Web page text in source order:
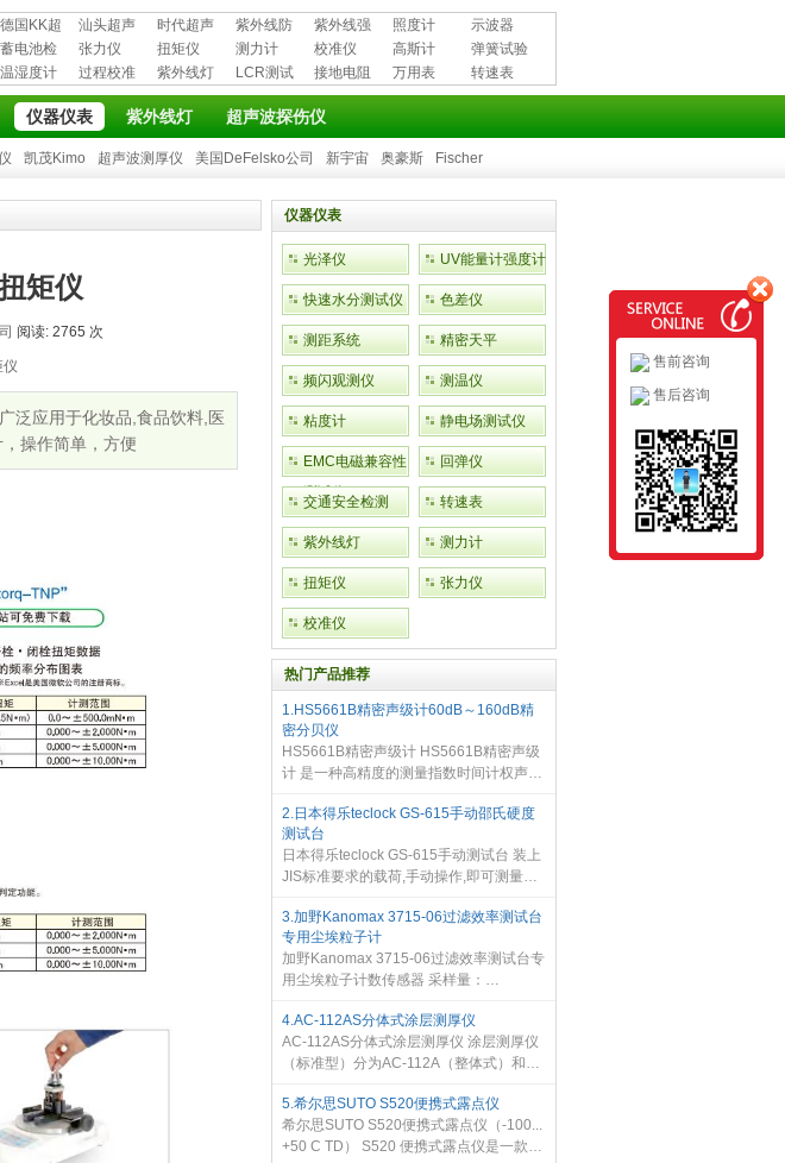
德国KK超
声波探伤
仪
汕头超声
超声探伤
仪
时代超声
波探伤仪
紫外线防
护用品
紫外线强
度计
照度计
示波器
蓄电池检
测仪
张力仪 扭矩仪 测力计 校准仪 高斯计
弹簧试验
机
温湿度计
过程校准
仪
紫外线灯
LCR测试
仪
接地电阻
测试仪
万用表 转速表
仪器仪表 紫外线灯 超声波探伤仪
凯茂Kimo 超声波测厚仪 美国DeFelsko公司 新宇宙 奥豪斯 Fischer
矩仪
阅读: 2765 次
仪
泛应用于化妆品,食品饮料,医
操作简单，方便
仪器仪表
光泽仪 UV能量计强度计
快速水分测试仪 色差仪
测距系统 精密天平
频闪观测仪 测温仪
粘度计 静电场测试仪
EMC电磁兼容性
测试仪
回弹仪
交通安全检测 转速表
紫外线灯 测力计
扭矩仪 张力仪
校准仪
热门产品推荐
1.HS5661B精密声级计60dB～160dB精
密分贝仪
HS5661B精密声级计 HS5661B精密声级
计 是一种高精度的测量指数时间计权声级
IEC61672-2002标准对1级声级计的要
求。 HS5661B精密声级计 采用了先进的
数字检
2.日本得乐teclock GS-615手动邵氏硬度
测试台
日本得乐teclock GS-615手动测试台 装上
JIS标准要求的载荷,手动操作,即可测量硬
控制 对中装置实现了测头和被测物的充分
接船。 怀邮的1kg砝码(Z
3.加野Kanomax 3715-06过滤效率测试台
专用尘埃粒子计
加野Kanomax 3715-06过滤效率测试台专
用尘埃粒子计数传感器 采样量：
（0.3、0.5、1.0、3.0.5.0、10.0um) zui
大可测浓度可达2,000,000CNT/ft3 内置真
空采样泵及压力传感
4.AC-112AS分体式涂层测厚仪
AC-112AS分体式涂层测厚仪 涂层测厚仪
（标准型）分为AC-112A（整体式）和
泛、测量准确，几乎可以测量所有的基
体，无论是铁基还是非铁基；并且带有
5.希尔思SUTO S520便携式露点仪
希尔思SUTO S520便携式露点仪（-100...
+50 C TD） S520 便携式露点仪是一款用
售前咨询
售后咨询